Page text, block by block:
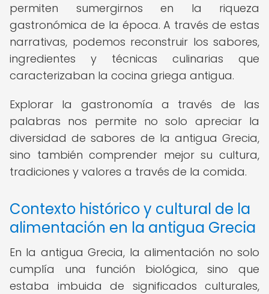
permiten sumergirnos en la riqueza
gastronómica de la época. A través de estas
narrativas, podemos reconstruir los sabores,
ingredientes y técnicas culinarias que
caracterizaban la cocina griega antigua.
Explorar la gastronomía a través de las
palabras nos permite no solo apreciar la
diversidad de sabores de la antigua Grecia,
sino también comprender mejor su cultura,
tradiciones y valores a través de la comida.
Contexto histórico y cultural de la
alimentación en la antigua Grecia
En la antigua Grecia, la alimentación no solo
cumplía una función biológica, sino que
estaba imbuida de significados culturales,